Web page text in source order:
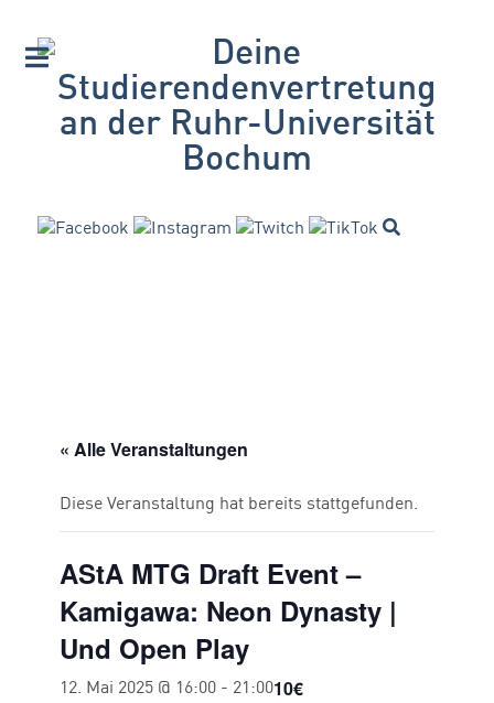
« Alle Veranstaltungen
Diese Veranstaltung hat bereits stattgefunden.
AStA MTG Draft Event –
Kamigawa: Neon Dynasty |
Und Open Play
12. Mai 2025 @ 16:00 - 21:0010€